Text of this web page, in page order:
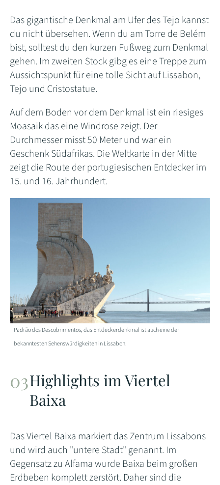
Das gigantische Denkmal am Ufer des Tejo kannst
du nicht übersehen. Wenn du am Torre de Belém
bist, solltest du den kurzen Fußweg zum Denkmal
gehen. Im zweiten Stock gibg es eine Treppe zum
Aussichtspunkt für eine tolle Sicht auf Lissabon,
Tejo und Cristostatue.
Auf dem Boden vor dem Denkmal ist ein riesiges
Moasaik das eine Windrose zeigt. Der
Durchmesser misst 50 Meter und war ein
Geschenk Südafrikas. Die Weltkarte in der Mitte
zeigt die Route der portugiesischen Entdecker im
15. und 16. Jahrhundert.
Padrão dos Descobrimentos, das Entdeckerdenkmal ist auch eine der
bekanntesten Sehenswürdigkeiten in Lissabon.
Highlights im Viertel
Baixa
Das Viertel Baixa markiert das Zentrum Lissabons
und wird auch "untere Stadt" genannt. Im
Gegensatz zu Alfama wurde Baixa beim großen
Erdbeben komplett zerstört. Daher sind die